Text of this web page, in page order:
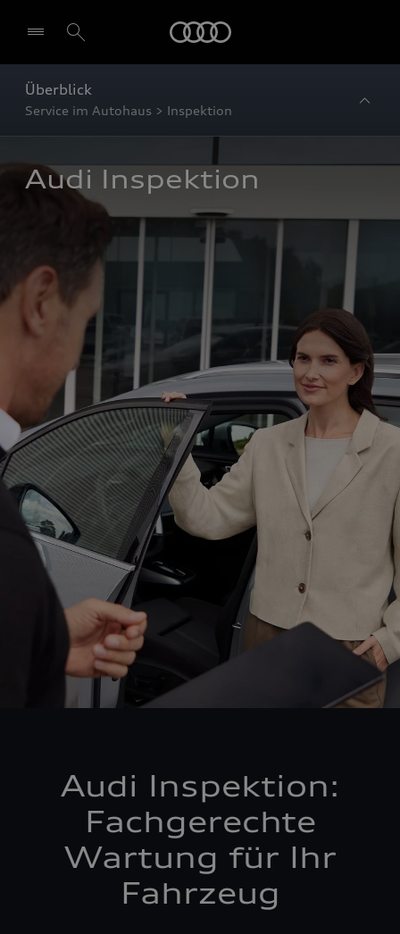
Überblick
Service im Autohaus > Inspektion
Audi Inspektion
Audi Inspektion:
Fachgerechte
Wartung für Ihr
Fahrzeug